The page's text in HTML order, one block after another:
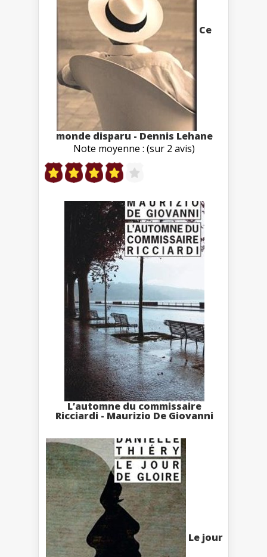
Ce
monde disparu - Dennis Lehane
Note moyenne : (sur 2 avis)
L’automne du commissaire
Ricciardi - Maurizio De Giovanni
Le jour